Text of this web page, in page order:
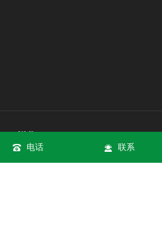
XML
网站地图
电话 联系